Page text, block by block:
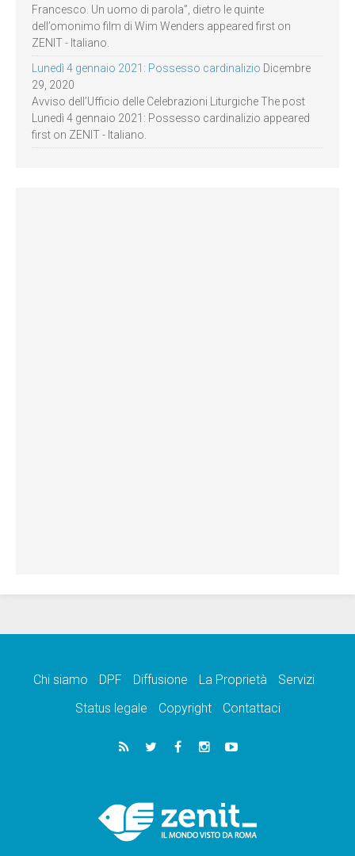
Francesco. Un uomo di parola”, dietro le quinte
dell’omonimo film di Wim Wenders appeared first on
ZENIT - Italiano.
Lunedì 4 gennaio 2021: Possesso cardinalizio Dicembre
29, 2020
Avviso dell’Ufficio delle Celebrazioni Liturgiche The post
Lunedì 4 gennaio 2021: Possesso cardinalizio appeared
first on ZENIT - Italiano.
Chi siamo DPF Diffusione La Proprietà
Servizi
Status legale
Copyright Contattaci